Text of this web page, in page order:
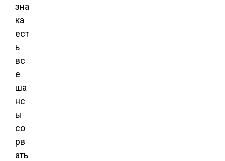
зна
ка
ест
ь
вс
е
ша
нс
ы
со
рв
ать